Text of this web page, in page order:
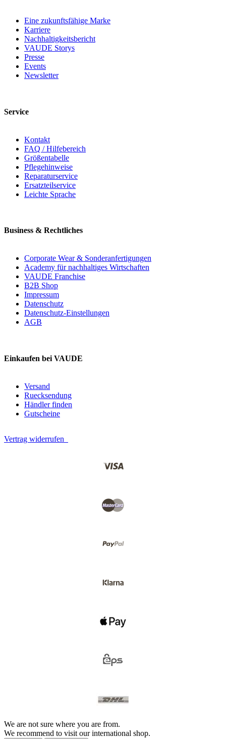
Eine zukunftsfähige Marke
Karriere
Nachhaltigkeitsbericht
VAUDE Storys
Presse
Events
Newsletter
Service
Kontakt
FAQ / Hilfebereich
Größentabelle
Pflegehinweise
Reparaturservice
Ersatzteilservice
Leichte Sprache
Business & Rechtliches
Corporate Wear & Sonderanfertigungen
Academy für nachhaltiges Wirtschaften
VAUDE Franchise
B2B Shop
Impressum
Datenschutz
Datenschutz-Einstellungen
AGB
Einkaufen bei VAUDE
Versand
Ruecksendung
Händler finden
Gutscheine
Vertrag widerrufen
We are not sure where you are from.
We recommend to visit our international shop.